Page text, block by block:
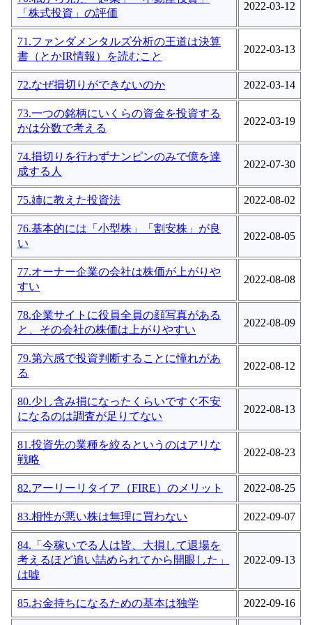
「株式投資」の評価
2022-03-12
71.ファンダメンタルズ分析の王道は決算
書（とかIR情報）を読むこと
2022-03-13
72.なぜ損切りができないのか 2022-03-14
73.一つの銘柄にいくらの資金を投資する
かは分数で考える
2022-03-19
74.損切りを行わずナンピンのみで億を達
成する人
2022-07-30
75.姉に教えた投資法 2022-08-02
76.基本的には「小型株」「割安株」が良
い
2022-08-05
77.オーナー企業の会社は株価が上がりや
すい
2022-08-08
78.企業サイトに役員全員の顔写真がある
と、その会社の株価は上がりやすい
2022-08-09
79.第六感で投資判断することに憧れがあ
る
2022-08-12
80.少し含み損になったくらいですぐ不安
になるのは調査が足りてない
2022-08-13
81.投資先の業種を絞るというのはアリな
戦略
2022-08-23
82.アーリーリタイア（FIRE）のメリット 2022-08-25
83.相性が悪い株は無理に買わない 2022-09-07
84.「今稼いでる人は皆、大損して退場を
考えるほど追い詰められてから開眼した」
は嘘
2022-09-13
85.お金持ちになるための基本は独学 2022-09-16